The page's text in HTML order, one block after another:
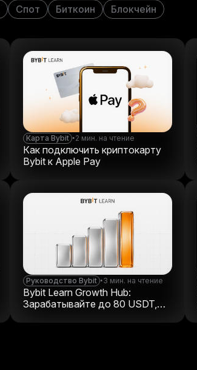
Спот Биткоин Блокчейн
Карта Bybit •2 мин. на чтение
Как подключить криптокарту
Bybit к Apple Pay
Руководство Bybit •3 мин. на чтение
Bybit Learn Growth Hub:
Зарабатывайте до 80 USDT,